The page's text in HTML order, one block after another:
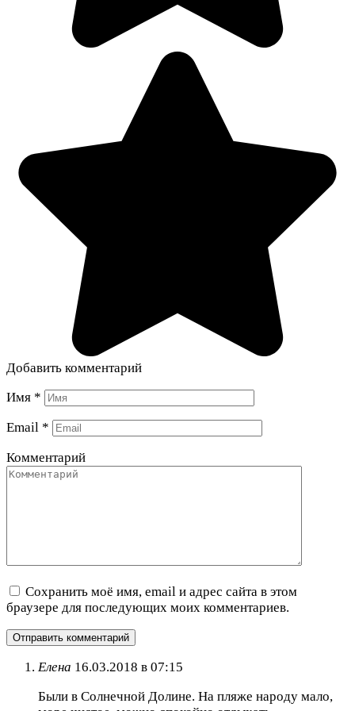
Добавить комментарий
Имя *
Email *
Комментарий
Сохранить моё имя, email и адрес сайта в этом
браузере для последующих моих комментариев.
Елена 16.03.2018 в 07:15
Были в Солнечной Долине. На пляже народу мало,